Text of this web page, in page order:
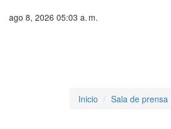
ago 8, 2026 05:03 a. m.
Inicio Sala de prensa